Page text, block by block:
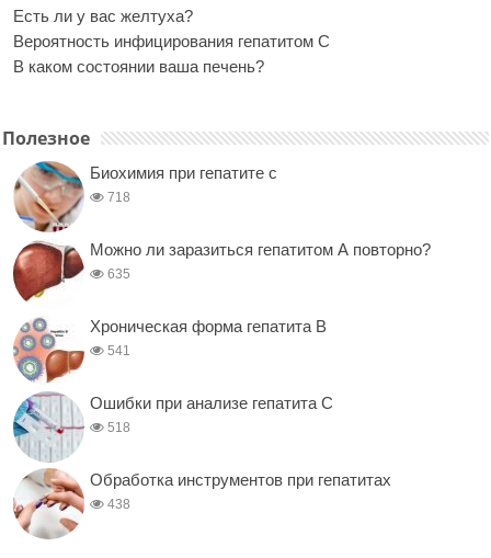
Есть ли у вас желтуха?
Вероятность инфицирования гепатитом С
В каком состоянии ваша печень?
Полезное
Биохимия при гепатите с
718
Можно ли заразиться гепатитом А повторно?
635
Хроническая форма гепатита В
541
Ошибки при анализе гепатита С
518
Обработка инструментов при гепатитах
438